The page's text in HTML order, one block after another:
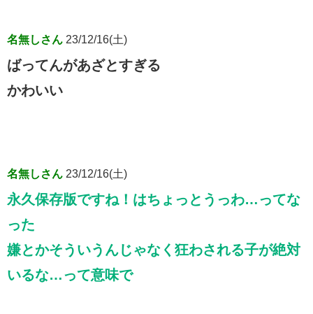
名無しさん 23/12/16(土)
ばってんがあざとすぎる
かわいい
名無しさん 23/12/16(土)
永久保存版ですね！はちょっとうっわ…ってな
った
嫌とかそういうんじゃなく狂わされる子が絶対
いるな…って意味で